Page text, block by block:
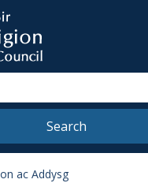
County
Search
ac Addysg